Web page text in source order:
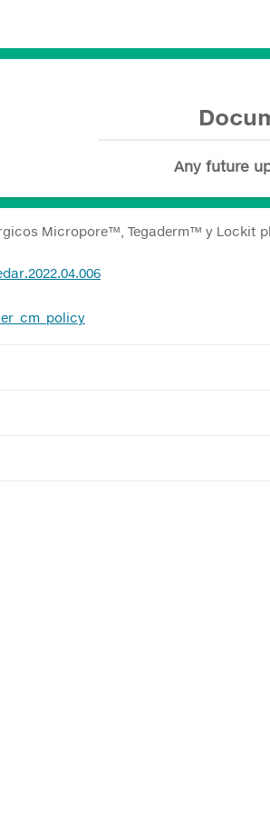
Any future
Micropore™, Tegaderm™ y Lockit